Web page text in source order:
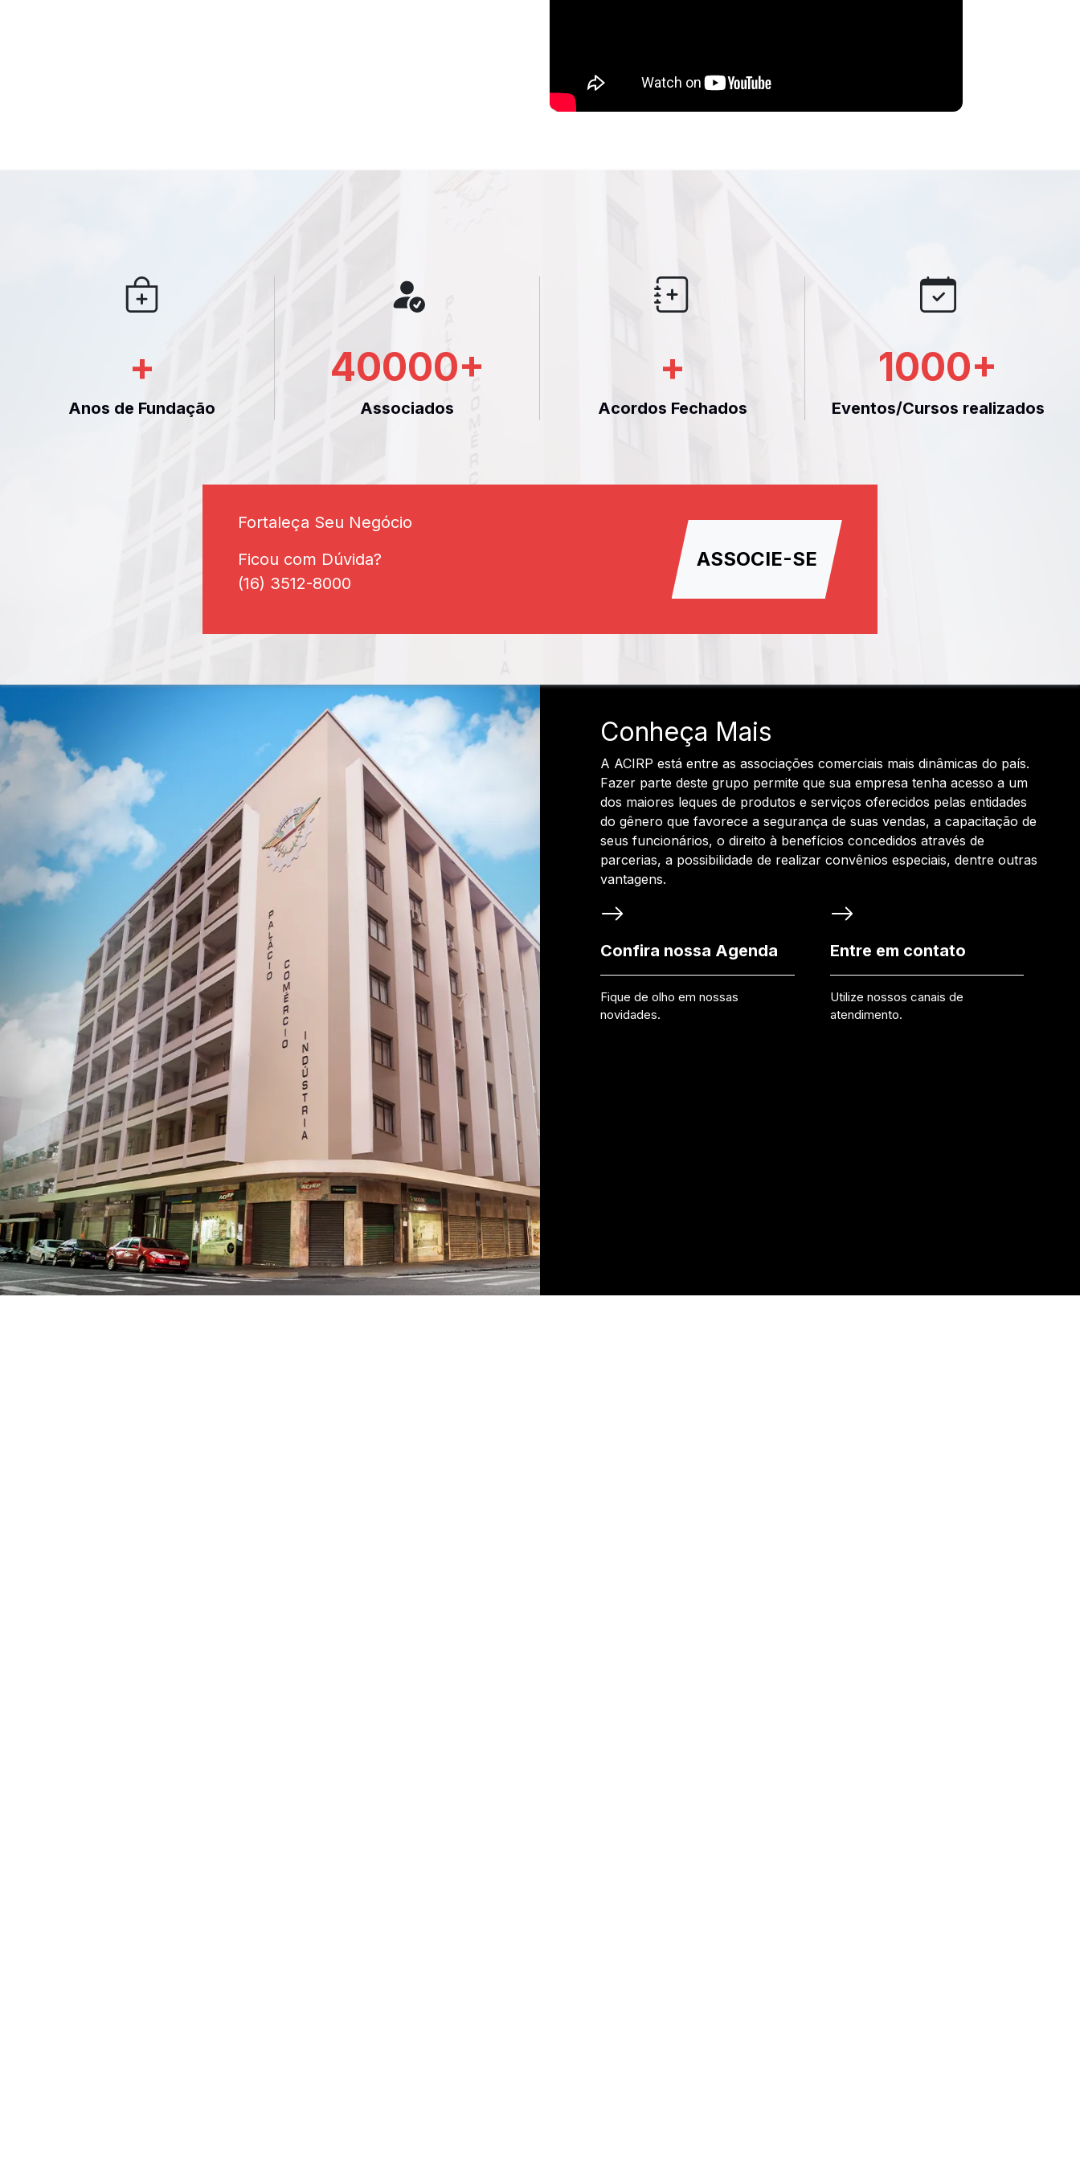
+
Anos de Fundação
40000+
Associados
+
Acordos Fechados
1000+
Eventos/Cursos realizados
Fortaleça Seu Negócio
Ficou com Dúvida?
(16) 3512-8000
ASSOCIE-SE
Conheça Mais
A ACIRP está entre as associações comerciais mais dinâmicas do país.
Fazer parte deste grupo permite que sua empresa tenha acesso a um
dos maiores leques de produtos e serviços oferecidos pelas entidades
do gênero que favorece a segurança de suas vendas, a capacitação de
seus funcionários, o direito à benefícios concedidos através de
parcerias, a possibilidade de realizar convênios especiais, dentre outras
vantagens.
Confira nossa Agenda
Fique de olho em nossas
novidades.
Entre em contato
Utilize nossos canais de
atendimento.